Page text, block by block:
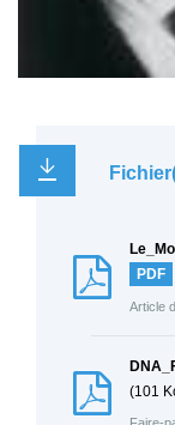
PDF
Article
(101